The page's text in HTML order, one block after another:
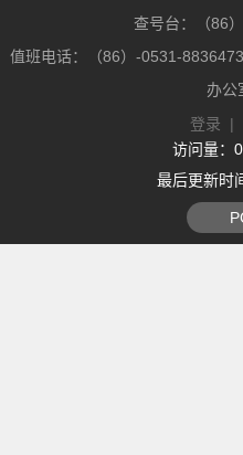
查号台：（86
值班电话：（86）-0531-
办
登录 |
访问量：
最后更新时